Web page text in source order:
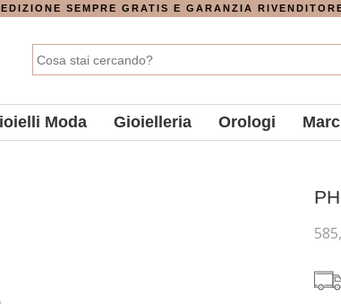
SEMPRE GRATIS E GARANZIA
Moda Gioielleria Orologi